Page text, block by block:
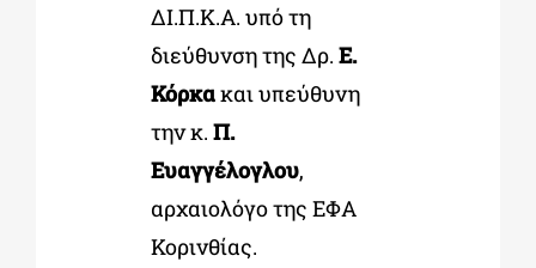
ΔΙ.Π.Κ.Α. υπό τη
διεύθυνση της Δρ. Ε.
Κόρκακαι υπεύθυνη
την κ. Π.
Ευαγγέλογλου,
αρχαιολόγο της ΕΦΑ
Κορινθίας.